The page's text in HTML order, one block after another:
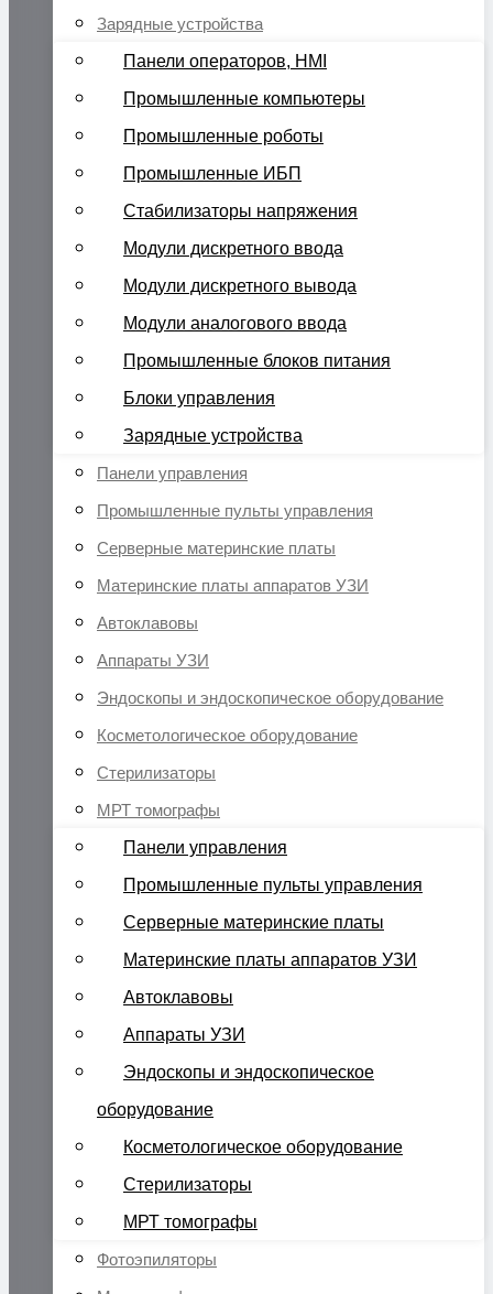
Зарядные устройства
Панели операторов, HMI
Промышленные компьютеры
Промышленные роботы
Промышленные ИБП
Стабилизаторы напряжения
Модули дискретного ввода
Модули дискретного вывода
Модули аналогового ввода
Промышленные блоков питания
Блоки управления
Зарядные устройства
Панели управления
Промышленные пульты управления
Серверные материнские платы
Материнские платы аппаратов УЗИ
Автоклавовы
Аппараты УЗИ
Эндоскопы и эндоскопическое оборудование
Косметологическое оборудование
Стерилизаторы
МРТ томографы
Панели управления
Промышленные пульты управления
Серверные материнские платы
Материнские платы аппаратов УЗИ
Автоклавовы
Аппараты УЗИ
Эндоскопы и эндоскопическое
оборудование
Косметологическое оборудование
Стерилизаторы
МРТ томографы
Фотоэпиляторы